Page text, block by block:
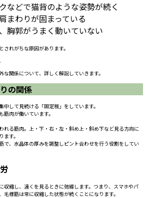
などで猫背のような姿勢が続く
まわりが固まっている
胸郭がうまく動いていない
れがちな原因があります。
な関係について、詳しく解説していきます。
の関係
して見続ける「固定視」をしています。
筋肉が働いています。
れる筋肉。上・下・右・左・斜め上・斜め下など見る方向に
す。
で、水晶体の厚みを調整しピント合わせを行う役割をしてい
収縮し、遠くを見るときに弛緩します。つまり、スマホやパ
毛様筋は常に収縮した状態が続くことになります。